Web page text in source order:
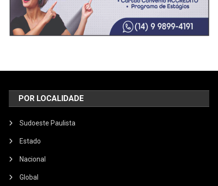
POR LOCALIDADE
Sudoeste Paulista
Estado
Nacional
Global